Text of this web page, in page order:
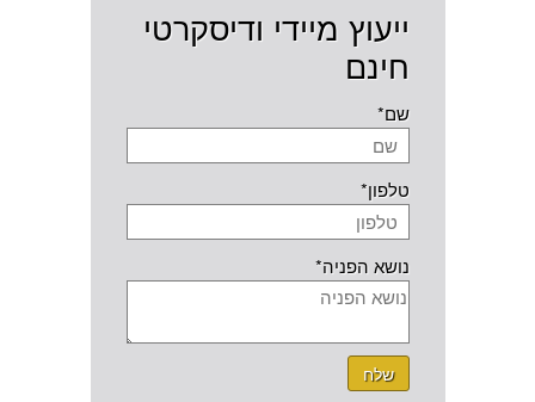
ייעוץ מיידי ודיסקרטי
חינם
שם*
טלפון*
נושא הפניה*
שלח